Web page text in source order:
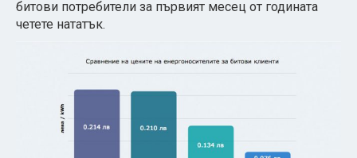
битови потребители за първият месец от годината
четете нататък.